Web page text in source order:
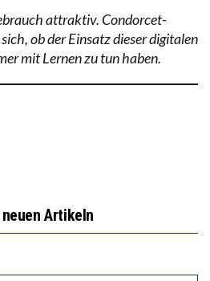
attraktiv. Condorcet-
ob der Einsatz dieser digitalen
mit Lernen zu tun haben.
Artikeln